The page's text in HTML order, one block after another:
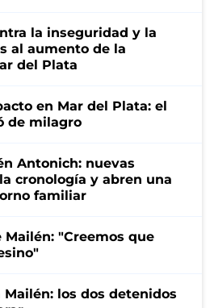
la inseguridad y la
al aumento de la
del Plata
en Mar del Plata: el
de milagro
Antonich: nuevas
cronología y abren una
familiar
"Creemos que
los dos detenidos